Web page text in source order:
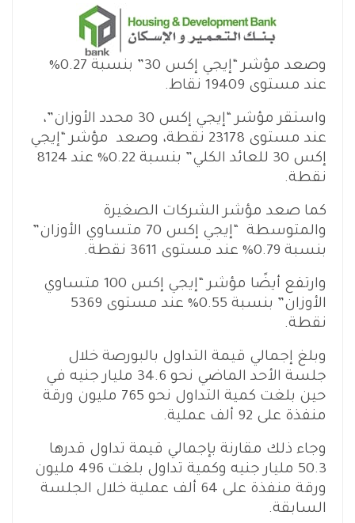
وصعد مؤشر “إيجي إكس 30” بنسبة 0.27%
عند مستوى 19409 نقاط.
واستقر مؤشر “إيجي إكس 30 محدد الأوزان”،
عند مستوى 23178 نقطة، وصعد مؤشر “إيجي
إكس 30 للعائد الكلي” بنسبة 0.22% عند 8124
نقطة.
كما صعد مؤشر الشركات الصغيرة
والمتوسطة “إيجي إكس 70 متساوي الأوزان”
بنسبة 0.79% عند مستوى 3611 نقطة.
وارتفع أيضًا مؤشر “إيجي إكس 100 متساوي
الأوزان” بنسبة 0.55% عند مستوى 5369
نقطة.
وبلغ إجمالي قيمة التداول بالبورصة خلال
جلسة الأحد الماضي نحو 34.6 مليار جنيه في
حين بلغت كمية التداول نحو 765 مليون ورقة
منفذة على 92 ألف عملية.
وجاء ذلك مقارنة بإجمالي قيمة تداول قدرها
50.3 مليار جنيه وكمية تداول بلغت 496 مليون
ورقة منفذة على 64 ألف عملية خلال الجلسة
السابقة.